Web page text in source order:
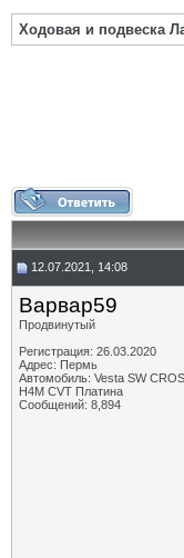
Ходовая и подвеска
12.07.2021, 14:08
Варвар59
Продвинутый
Регистрация: 26.03.2020
Адрес: Пермь
Автомобиль: Vesta SW
H4M CVT Платина
Сообщений: 8,894